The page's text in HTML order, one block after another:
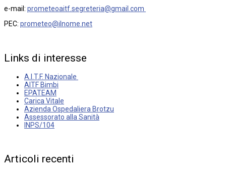
e-mail: prometeoaitf.segreteria@gmail.com
PEC: prometeo@ilnome.net
Links di interesse
A.I.T.F. Nazionale
AITF Bimbi
EPATEAM
Carica Vitale
Azienda Ospedaliera Brotzu
Assessorato alla Sanità
INPS/104
Articoli recenti